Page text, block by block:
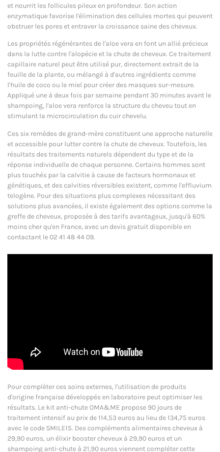
et nourrit les follicules pileux en profondeur. Son action
enzymatique favorise l'élimination des cellules mortes qui peuvent
obstruer les pores et entraver la croissance saine des cheveux.
Les propriétés régénérantes de l'aloe vera en font un allié précieux
dans la lutte contre l'alopécie et la chute de cheveux. Ce traitement
capillaire naturel peut être utilisé pur, directement extrait de la
feuille de la plante, ou mélangé à d'autres ingrédients comme
l'huile de coco ou le miel pour créer des masques sur-mesure.
Appliqué une à deux fois par semaine pendant 30 minutes avant le
shampoing, l'aloe vera renforce la structure du cheveu tout en
stimulant la microcirculation du cuir chevelu.
Ces six remèdes de grand-mère constituent une approche naturelle
et accessible pour lutter contre la chute de cheveux. Toutefois, les
résultats des traitements naturels dépendent du type et de la
réponse individuelle de chaque personne. Certains hommes sont
plus touchés par la calvitie à cause de facteurs hormonaux et
génétiques, et des calvities réversibles existent, comme l'effluvium
telogène. Pour des situations plus complexes nécessitant des
solutions plus avancées, il existe également des options comme la
greffe de cheveux, proposée à des tarifs avantageux, jusqu'à 60%
moins cher qu'en France, avec un devis gratuit disponible en
contactant le 02 41 48 44 09.
Pour compléter ces soins externes, l'utilisation de produits
d'origine française développés en laboratoire peut optimiser les
résultats. Le kit anti-chute OMA&ME propose 90 jours de
traitement intensif au prix de 114,53 euros au lieu de 134,75 euros
avec le code SMILE15. Des compléments alimentaires cheveux à
29,90 euros, un élixir booster cheveux à 29,90 euros et un
shampoing anti-chute à 21,90 euros viennent compléter cette